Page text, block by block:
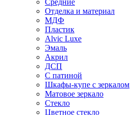
Средние
Отделка и материал
МДФ
Пластик
Alvic Luxe
Эмаль
Акрил
ДСП
С патиной
Шкафы-купе с зеркалом
Матовое зеркало
Стекло
Цветное стекло